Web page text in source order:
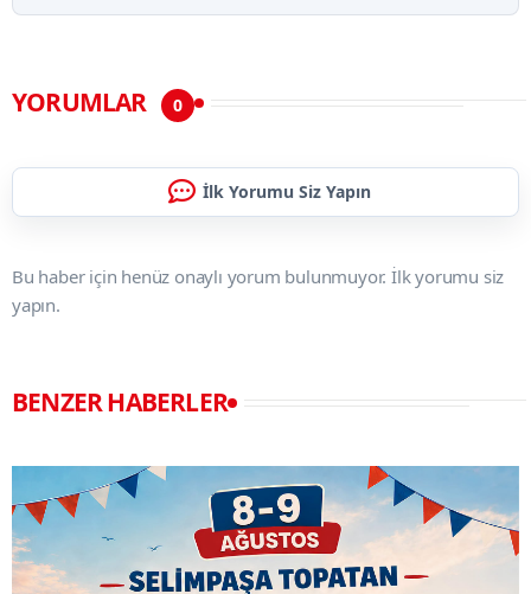
YORUMLAR 0
İlk Yorumu Siz Yapın
Bu haber için henüz onaylı yorum bulunmuyor. İlk yorumu siz
yapın.
BENZER HABERLER